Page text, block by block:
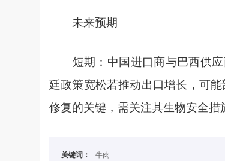
未来预期
短期：中国进口商与巴西供应
廷政策宽松若推动出口增长，可
修复的关键，需关注其生物安全措
关键词： 牛肉